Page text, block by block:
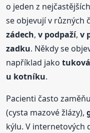
o jeden z
se objevují v různých
zádech,v podpaží,v
zadku. Někdy se
například jako
u kotníku.
Pacienti často
(cysta mazové žlázy),
kýlu. V internetových